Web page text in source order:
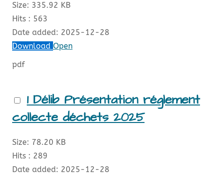
Size: 335.92 KB
Hits : 563
Date added: 2025-12-28
Download Open
pdf
1 Délib Présentation réglement
collecte déchets 2025
Size: 78.20 KB
Hits : 289
Date added: 2025-12-28